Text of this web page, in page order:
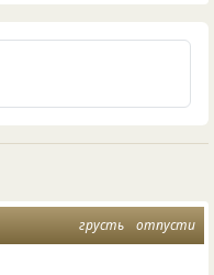
грусть отпусти